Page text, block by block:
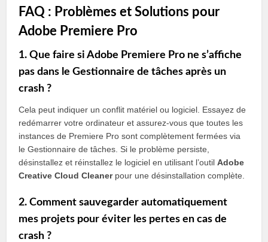
FAQ : Problèmes et Solutions pour
Adobe Premiere Pro
1. Que faire si Adobe Premiere Pro ne s’affiche
pas dans le Gestionnaire de tâches après un
crash ?
Cela peut indiquer un conflit matériel ou logiciel. Essayez de
redémarrer votre ordinateur et assurez-vous que toutes les
instances de Premiere Pro sont complètement fermées via
le Gestionnaire de tâches. Si le problème persiste,
désinstallez et réinstallez le logiciel en utilisant l’outilAdobe
Creative Cloud Cleanerpour une désinstallation complète.
2. Comment sauvegarder automatiquement
mes projets pour éviter les pertes en cas de
crash ?